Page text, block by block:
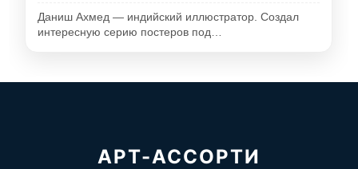
Даниш Ахмед — индийский иллюстратор. Создал
интересную серию постеров под…
АРТ-АССОРТИ